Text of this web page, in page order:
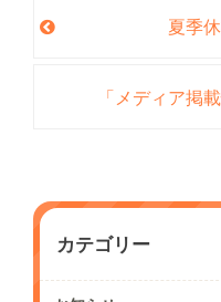
夏季
「メディア掲
カテゴリー